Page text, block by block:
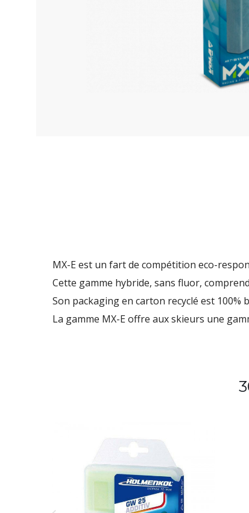
MX-Eest un fart de compétition eco-
Cette gamme hybride, sans fluor,
Son packaging en carton recyclé est 100%
La gamme MX-Eoffre aux skieurs une